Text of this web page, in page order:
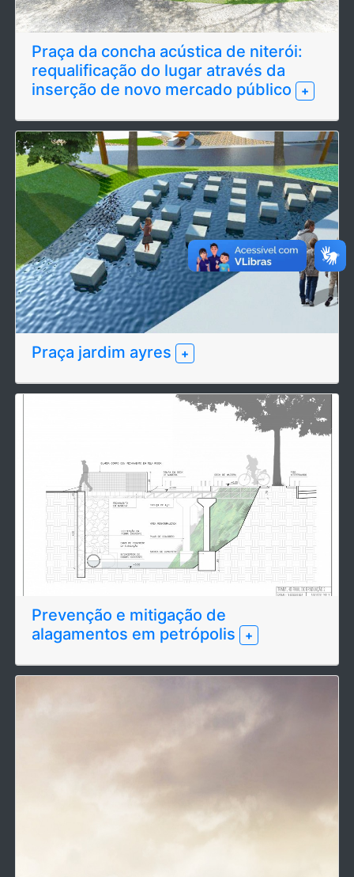
Praça da concha acústica de niterói:
requalificação do lugar através da
inserção de novo mercado público
+
Praça jardim ayres +
Prevenção e mitigação de
alagamentos em petrópolis
+